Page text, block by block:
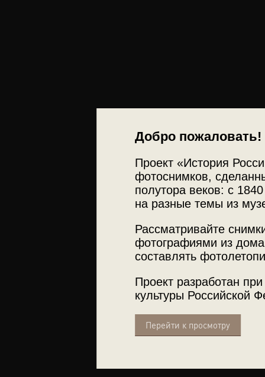
Добро пожаловать!
Проект «История
фотоснимков,
полутора веков: с
на разные темы из
Рассматривайте
фотографиями из
составлять
Проект разработан
культуры Российской
Перейти к просмотру